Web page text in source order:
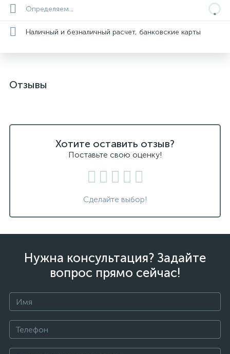
Определяем...
Наличный и безналичный расчет, банковские карты
Отзывы
Хотите оставить отзыв?
Поставьте свою оценку!
Сделайте выбор!
Нужна консультация? Задайте
вопрос прямо сейчас!